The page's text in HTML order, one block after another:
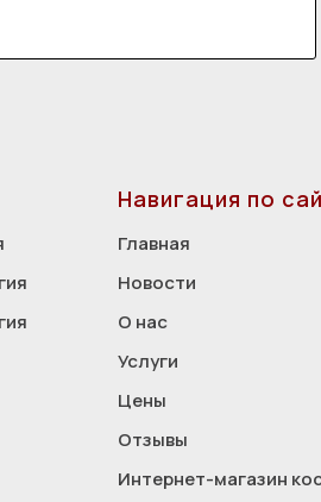
Навигация по
Главная
Новости
О нас
Услуги
Цены
Отзывы
Интернет-магазин